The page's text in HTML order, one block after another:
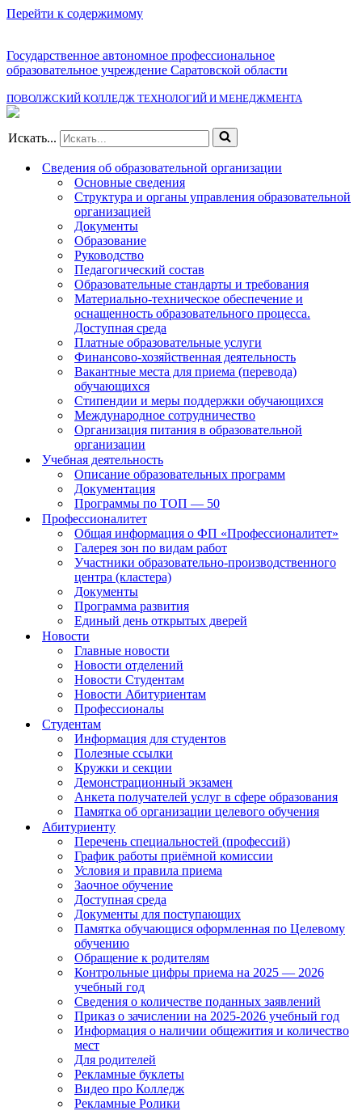
Перейти к содержимому
Государственное автономное профессиональное
образовательное учреждение Саратовской области
ПОВОЛЖСКИЙ КОЛЛЕДЖ ТЕХНОЛОГИЙ И МЕНЕДЖМЕНТА
Искать...
Сведения об образовательной организации
Основные сведения
Структура и органы управления образовательной
организацией
Документы
Образование
Руководство
Педагогический состав
Образовательные стандарты и требования
Материально-техническое обеспечение и
оснащенность образовательного процесса.
Доступная среда
Платные образовательные услуги
Финансово-хозяйственная деятельность
Вакантные места для приема (перевода)
обучающихся
Стипендии и меры поддержки обучающихся
Международное сотрудничество
Организация питания в образовательной
организации
Учебная деятельность
Описание образовательных программ
Документация
Программы по ТОП — 50
Профессионалитет
Общая информация о ФП «Профессионалитет»
Галерея зон по видам работ
Участники образовательно-производственного
центра (кластера)
Документы
Программа развития
Единый день открытых дверей
Новости
Главные новости
Новости отделений
Новости Студентам
Новости Абитуриентам
Профессионалы
Студентам
Информация для студентов
Полезные ссылки
Кружки и секции
Демонстрационный экзамен
Анкета получателей услуг в сфере образования
Памятка об организации целевого обучения
Абитуриенту
Перечень специальностей (профессий)
График работы приёмной комиссии
Условия и правила приема
Заочное обучение
Доступная среда
Документы для поступающих
Памятка обучающися оформленная по Целевому
обучению
Обращение к родителям
Контрольные цифры приема на 2025 — 2026
учебный год
Сведения о количестве поданных заявлений
Приказ о зачислении на 2025-2026 учебный год
Информация о наличии общежития и количество
мест
Для родителей
Рекламные буклеты
Видео про Колледж
Рекламные Ролики